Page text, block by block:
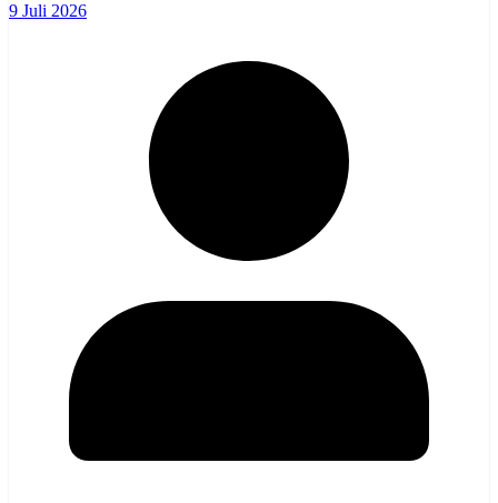
9 Juli 2026